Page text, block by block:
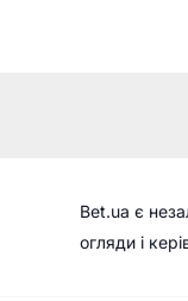
Bet.ua є
огляди і